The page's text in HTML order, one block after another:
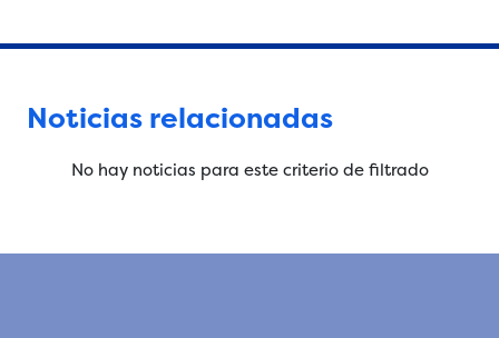
Noticias relacionadas
No hay noticias para este criterio de filtrado